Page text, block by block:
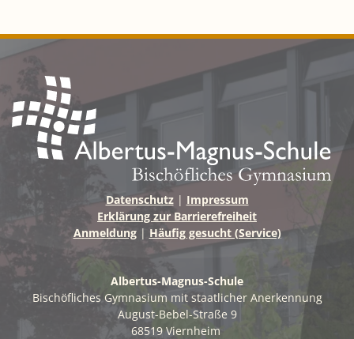
Datenschutz | Impressum
Erklärung zur Barrierefreiheit
Anmeldung | Häufig gesucht (Service)
Albertus-Magnus-Schule
Bischöfliches Gymnasium mit staatlicher Anerkennung
August-Bebel-Straße 9
68519 Viernheim